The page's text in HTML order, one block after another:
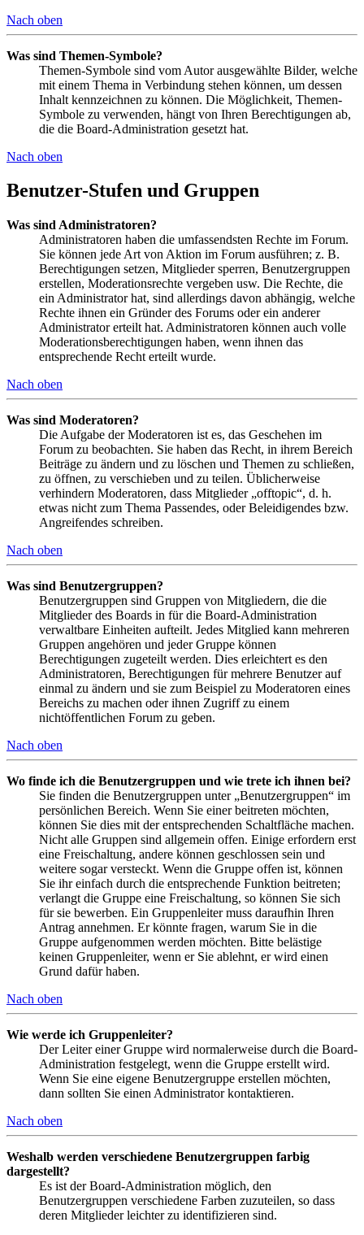
Nach oben
Was sind Themen-Symbole?
Themen-Symbole sind vom Autor ausgewählte Bilder, welche
mit einem Thema in Verbindung stehen können, um dessen
Inhalt kennzeichnen zu können. Die Möglichkeit, Themen-
Symbole zu verwenden, hängt von Ihren Berechtigungen ab,
die die Board-Administration gesetzt hat.
Nach oben
Benutzer-Stufen und Gruppen
Was sind Administratoren?
Administratoren haben die umfassendsten Rechte im Forum.
Sie können jede Art von Aktion im Forum ausführen; z. B.
Berechtigungen setzen, Mitglieder sperren, Benutzergruppen
erstellen, Moderationsrechte vergeben usw. Die Rechte, die
ein Administrator hat, sind allerdings davon abhängig, welche
Rechte ihnen ein Gründer des Forums oder ein anderer
Administrator erteilt hat. Administratoren können auch volle
Moderationsberechtigungen haben, wenn ihnen das
entsprechende Recht erteilt wurde.
Nach oben
Was sind Moderatoren?
Die Aufgabe der Moderatoren ist es, das Geschehen im
Forum zu beobachten. Sie haben das Recht, in ihrem Bereich
Beiträge zu ändern und zu löschen und Themen zu schließen,
zu öffnen, zu verschieben und zu teilen. Üblicherweise
verhindern Moderatoren, dass Mitglieder „offtopic“, d. h.
etwas nicht zum Thema Passendes, oder Beleidigendes bzw.
Angreifendes schreiben.
Nach oben
Was sind Benutzergruppen?
Benutzergruppen sind Gruppen von Mitgliedern, die die
Mitglieder des Boards in für die Board-Administration
verwaltbare Einheiten aufteilt. Jedes Mitglied kann mehreren
Gruppen angehören und jeder Gruppe können
Berechtigungen zugeteilt werden. Dies erleichtert es den
Administratoren, Berechtigungen für mehrere Benutzer auf
einmal zu ändern und sie zum Beispiel zu Moderatoren eines
Bereichs zu machen oder ihnen Zugriff zu einem
nichtöffentlichen Forum zu geben.
Nach oben
Wo finde ich die Benutzergruppen und wie trete ich ihnen bei?
Sie finden die Benutzergruppen unter „Benutzergruppen“ im
persönlichen Bereich. Wenn Sie einer beitreten möchten,
können Sie dies mit der entsprechenden Schaltfläche machen.
Nicht alle Gruppen sind allgemein offen. Einige erfordern erst
eine Freischaltung, andere können geschlossen sein und
weitere sogar versteckt. Wenn die Gruppe offen ist, können
Sie ihr einfach durch die entsprechende Funktion beitreten;
verlangt die Gruppe eine Freischaltung, so können Sie sich
für sie bewerben. Ein Gruppenleiter muss daraufhin Ihren
Antrag annehmen. Er könnte fragen, warum Sie in die
Gruppe aufgenommen werden möchten. Bitte belästige
keinen Gruppenleiter, wenn er Sie ablehnt, er wird einen
Grund dafür haben.
Nach oben
Wie werde ich Gruppenleiter?
Der Leiter einer Gruppe wird normalerweise durch die Board-
Administration festgelegt, wenn die Gruppe erstellt wird.
Wenn Sie eine eigene Benutzergruppe erstellen möchten,
dann sollten Sie einen Administrator kontaktieren.
Nach oben
Weshalb werden verschiedene Benutzergruppen farbig
dargestellt?
Es ist der Board-Administration möglich, den
Benutzergruppen verschiedene Farben zuzuteilen, so dass
deren Mitglieder leichter zu identifizieren sind.